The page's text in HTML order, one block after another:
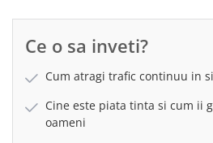
Ce o sa inveti?
Cum atragi trafic continuu in
Cine este piata tinta si cum ii
oameni